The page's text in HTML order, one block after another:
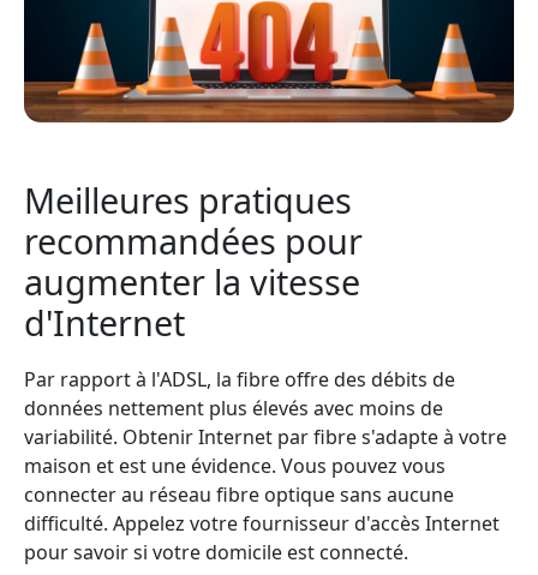
Meilleures pratiques
recommandées pour
augmenter la vitesse
d'Internet
Par rapport à l'ADSL, la fibre offre des débits de
données nettement plus élevés avec moins de
variabilité. Obtenir Internet par fibre s'adapte à votre
maison et est une évidence. Vous pouvez vous
connecter au réseau fibre optique sans aucune
difficulté. Appelez votre fournisseur d'accès Internet
pour savoir si votre domicile est connecté.